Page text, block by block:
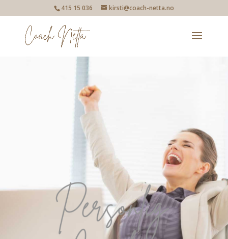
415 15 036 kirsti@coach-netta.no